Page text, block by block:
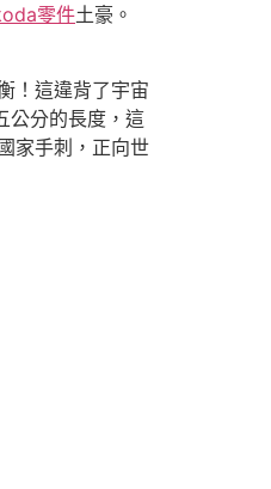
零件土豪。
！這違背了宇宙
公分的長度，這
家手刺，正向世